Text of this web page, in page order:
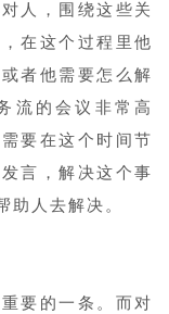
人，围绕这些关
在这个过程里他
者他需要怎么解
流的会议非常高
要在这个时间节
言，解决这个事
助人去解决。
要的一条。而对